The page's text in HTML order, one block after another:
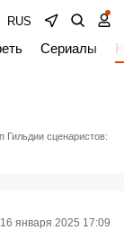
RUS
Сериалы
Гильдии сценаристов:
16 января 2025 17:09